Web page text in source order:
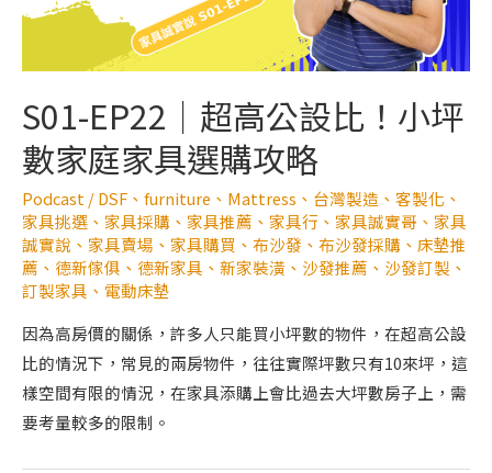
S01-EP22｜超高公設比！小坪
數家庭家具選購攻略
Podcast/DSF 、 furniture 、 Mattress 、 台灣製造 、 客製化 、
家具挑選 、 家具採購 、 家具推薦 、 家具行 、 家具誠實哥 、 家具
誠實說 、 家具賣場 、 家具購買 、 布沙發 、 布沙發採購 、 床墊推
薦 、 德新傢俱 、 德新家具 、 新家裝潢 、 沙發推薦 、 沙發訂製 、
訂製家具 、 電動床墊
因為高房價的關係，許多人只能買小坪數的物件，在超高公設
比的情況下，常見的兩房物件，往往實際坪數只有10來坪，這
樣空間有限的情況，在家具添購上會比過去大坪數房子上，需
要考量較多的限制。